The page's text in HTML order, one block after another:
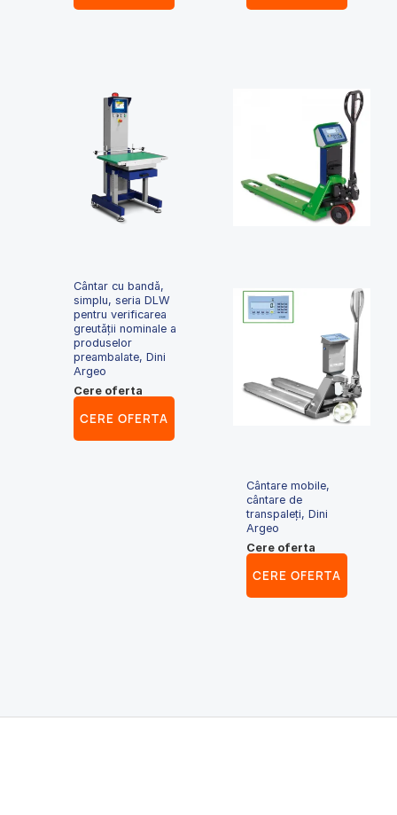
Cântar cu bandă,
simplu, seria DLW
pentru verificarea
greutății nominale a
produselor
preambalate, Dini
Argeo
Cere oferta
CERE OFERTA
Cântare mobile,
cântare de
transpaleți, Dini
Argeo
Cere oferta
CERE OFERTA